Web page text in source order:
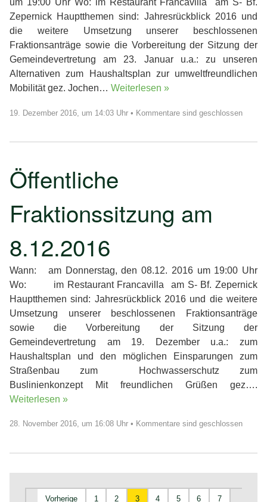
um 19:00 Uhr Wo: im Restaurant Francavilla am S- Bf.
Zepernick Hauptthemen sind: Jahresrückblick 2016 und
die weitere Umsetzung unserer beschlossenen
Fraktionsanträge sowie die Vorbereitung der Sitzung der
Gemeindevertretung am 23. Januar u.a.: zu unseren
Alternativen zum Haushaltsplan zur umweltfreundlichen
Mobilität gez. Jochen… Weiterlesen »
19. Dezember 2016, um 14:03 Uhr • Kommentare sind geschlossen
Öffentliche
Fraktionssitzung am
8.12.2016
Wann: am Donnerstag, den 08.12. 2016 um 19:00 Uhr
Wo: im Restaurant Francavilla am S- Bf. Zepernick
Hauptthemen sind: Jahresrückblick 2016 und die weitere
Umsetzung unserer beschlossenen Fraktionsanträge
sowie die Vorbereitung der Sitzung der
Gemeindevertretung am 19. Dezember u.a.: zum
Haushaltsplan und den möglichen Einsparungen zum
Straßenbau zum Hochwasserschutz zum
Buslinienkonzept Mit freundlichen Grüßen gez….
Weiterlesen »
28. November 2016, um 16:08 Uhr • Kommentare sind geschlossen
Vorherige 1 2 3 4 5 6 7